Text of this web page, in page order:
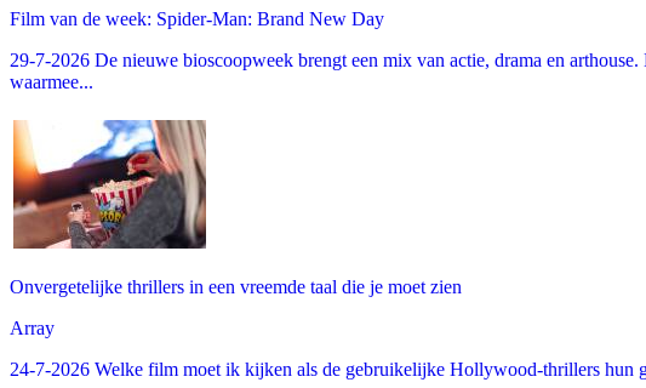
Film van de week: Spider-Man: Brand New Day
29-7-2026 De nieuwe bioscoopweek brengt een mix van actie, drama en
waarmee...
Onvergetelijke thrillers in een vreemde taal die je moet zien
Array
24-7-2026 Welke film moet ik kijken als de gebruikelijke Hollywood-thrillers hun